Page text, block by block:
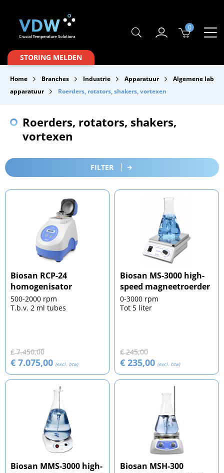
Producten
Branches
Merken
Service & Onderhoud
Downloads
0
STORING MELDEN
Home Branches Industrie Apparatuur
Algemene lab
apparatuur
Roerders, rotators, shakers, vortexen
Roerders, rotators, shakers,
vortexen
FILTER
Biosan RCP-24
homogenisator
500-2000 rpm
T.b.v. 2 ml tubes
€ 7.450,00
€ 7.075,00 (excl. btw)
Biosan MS-3000 high-
speed magneetroerder
0-3000 rpm
Tot 5 liter
€ 245,00
€ 235,00 (excl. btw)
Biosan MMS-3000 high-
Biosan MSH-300